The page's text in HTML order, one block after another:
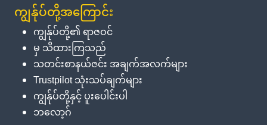
ကျွန်ုပ်တို့အကြောင်း
ကျွန်ုပ်တို့၏ ရာဇဝင်
မှ သိထားကြသည်
သတင်းစာနယ်ဇင်း အချက်အလက်များ
Trustpilot သုံးသပ်ချက်များ
ကျွန်ုပ်တို့နှင့် ပူးပေါင်းပါ
ဘလော့ဂ်